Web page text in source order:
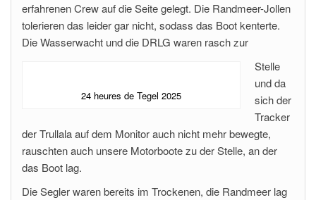
erfahrenen Crew auf die Seite gelegt. Die Randmeer-Jollen
tolerieren das leider gar nicht, sodass das Boot kenterte.
Die Wasserwacht und die DRLG waren rasch zur
24 heures de Tegel 2025
Stelle
und da
sich der
Tracker
der Trullala auf dem Monitor auch nicht mehr bewegte,
rauschten auch unsere Motorboote zu der Stelle, an der
das Boot lag.
Die Segler waren bereits im Trockenen, die Randmeer lag